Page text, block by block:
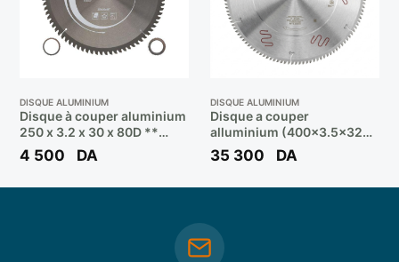
DISQUE ALUMINIUM
Disque à couper aluminium
250 x 3.2 x 30 x 80D **
CROWN
4 500 DA
DISQUE ALUMINIUM
Disque a couper
alluminium (400×3.5×32
120D) LU5D 2400 ** FREUD
35 300 DA